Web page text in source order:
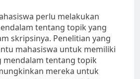
perlu melakukan
tentang topik yang
skripsinya. Penelitian yang
mahasiswa untuk memiliki
mendalam tentang topik
mereka untuk